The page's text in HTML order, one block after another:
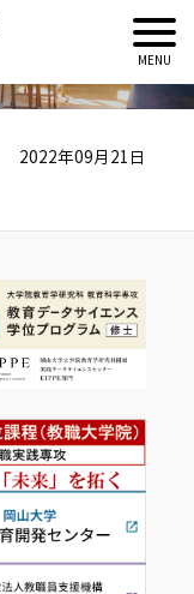
2022年09月21日